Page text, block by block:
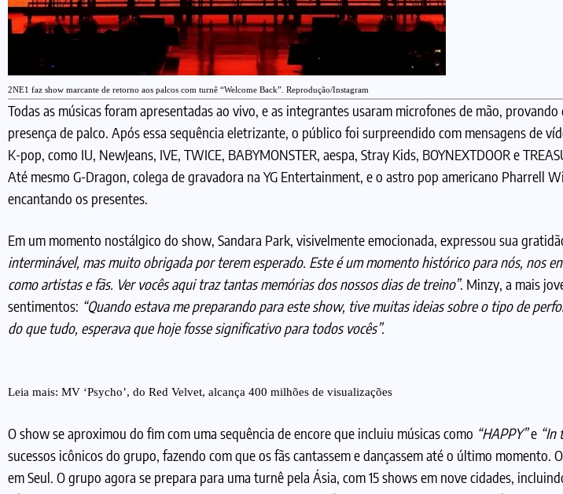
2NE1 faz show marcante de retorno aos palcos com turnê “Welcome Back”. Reprodução/Instagram
Todas as músicas foram apresentadas ao vivo, e as integrantes usaram microfones de mão,
presença de palco. Após essa sequência eletrizante, o público foi surpreendido com mensagens de
K-pop, como IU, NewJeans, IVE, TWICE, BABYMONSTER, aespa, Stray Kids, BOYNEXTDOOR e
Até mesmo G-Dragon, colega de gravadora na YG Entertainment, e o astro pop americano Pharrell
encantando os presentes.
Em um momento nostálgico do show, Sandara Park, visivelmente emocionada, expressou sua
interminável, mas muito obrigada por terem esperado. Este é um momento histórico para nós, nos
como artistas e fãs. Ver vocês aqui traz tantas memórias dos nossos dias de treino”. Minzy, a mais
sentimentos: “Quando estava me preparando para este show, tive muitas ideias sobre o tipo de
do que tudo, esperava que hoje fosse significativo para todos vocês”.
Leia mais: MV ‘Psycho’, do Red Velvet, alcança 400 milhões de visualizações
O show se aproximou do fim com uma sequência de encore que incluiu músicas como “HAPPY”e “In
sucessos icônicos do grupo, fazendo com que os fãs cantassem e dançassem até o último momento. O
em Seul. O grupo agora se prepara para uma turnê pela Ásia, com 15 shows em nove cidades,